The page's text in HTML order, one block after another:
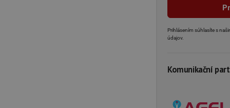
Prihlásením súhlasíte s
údajov.
Komunikační